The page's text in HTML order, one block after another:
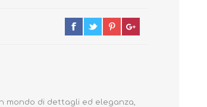
mondo di dettagli ed eleganza,